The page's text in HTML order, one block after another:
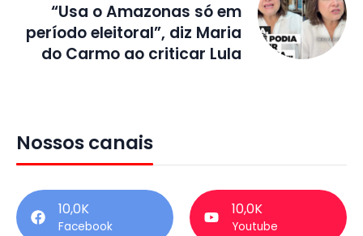
“Usa o Amazonas só em
período eleitoral”, diz Maria
do Carmo ao criticar Lula
Nossos canais
10,0K
Facebook
10,0K
Youtube